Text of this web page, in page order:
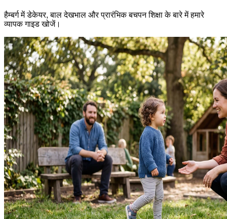
हैम्बर्ग में डेकेयर, बाल देखभाल और प्रारंभिक बचपन शिक्षा के बारे में हमारे
व्यापक गाइड खोजें।